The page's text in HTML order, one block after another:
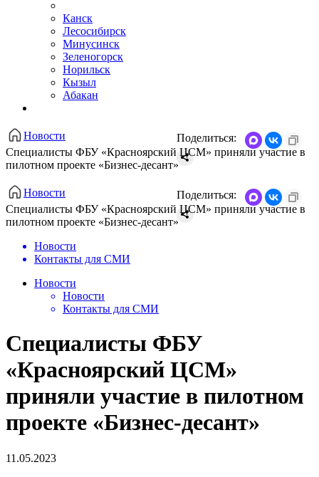
Канск
Лесосибирск
Минусинск
Зеленогорск
Норильск
Кызыл
Абакан
Новости
Специалисты ФБУ «Красноярский ЦСМ» приняли участие в
пилотном проекте «Бизнес-десант»
Поделиться:
Новости
Специалисты ФБУ «Красноярский ЦСМ» приняли участие в
пилотном проекте «Бизнес-десант»
Поделиться:
Новости
Контакты для СМИ
Новости
Новости
Контакты для СМИ
Специалисты ФБУ
«Красноярский ЦСМ»
приняли участие в пилотном
проекте «Бизнес-десант»
11.05.2023